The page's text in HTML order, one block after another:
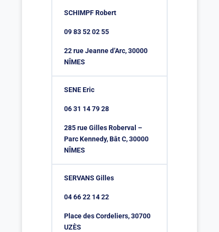
SCHIMPF Robert
09 83 52 02 55
22 rue Jeanne d’Arc, 30000
NÎMES
SENE Eric
06 31 14 79 28
285 rue Gilles Roberval –
Parc Kennedy, Bât C, 30000
NÎMES
SERVANS Gilles
04 66 22 14 22
Place des Cordeliers, 30700
UZÈS